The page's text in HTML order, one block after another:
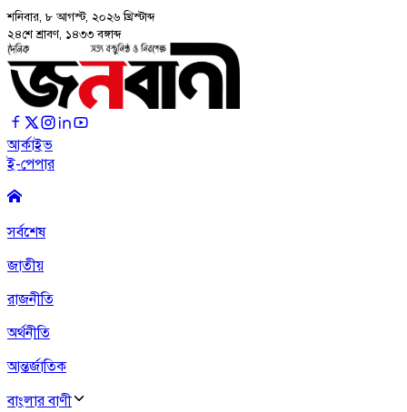
শনিবার, ৮ আগস্ট, ২০২৬ খ্রিস্টাব্দ
২৪শে শ্রাবণ, ১৪৩৩ বঙ্গাব্দ
আর্কাইভ
ই-পেপার
সর্বশেষ
জাতীয়
রাজনীতি
অর্থনীতি
আন্তর্জাতিক
বাংলার বাণী